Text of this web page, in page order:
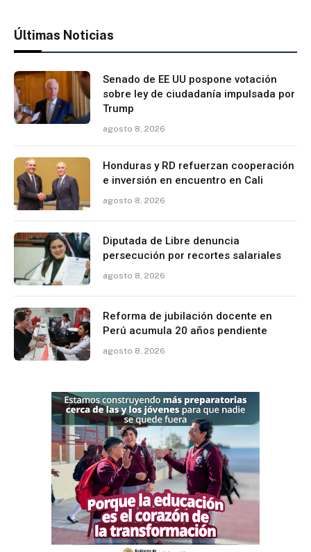
Últimas Noticias
Senado de EE UU pospone votación
sobre ley de ciudadanía impulsada por
Trump
agosto 8, 2026
Honduras y RD refuerzan cooperación
e inversión en encuentro en Cali
agosto 8, 2026
Diputada de Libre denuncia
persecución por recortes salariales
agosto 8, 2026
Reforma de jubilación docente en
Perú acumula 20 años pendiente
agosto 8, 2026